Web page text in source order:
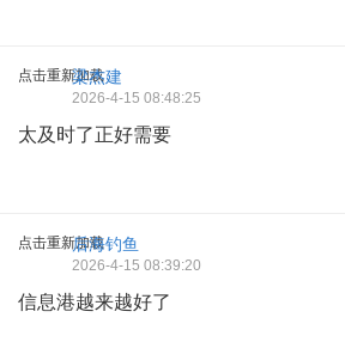
点击重新加载
梁杰建
2026-4-15 08:48:25
太及时了正好需要
点击重新加载后海钓鱼
2026-4-15 08:39:20
信息港越来越好了